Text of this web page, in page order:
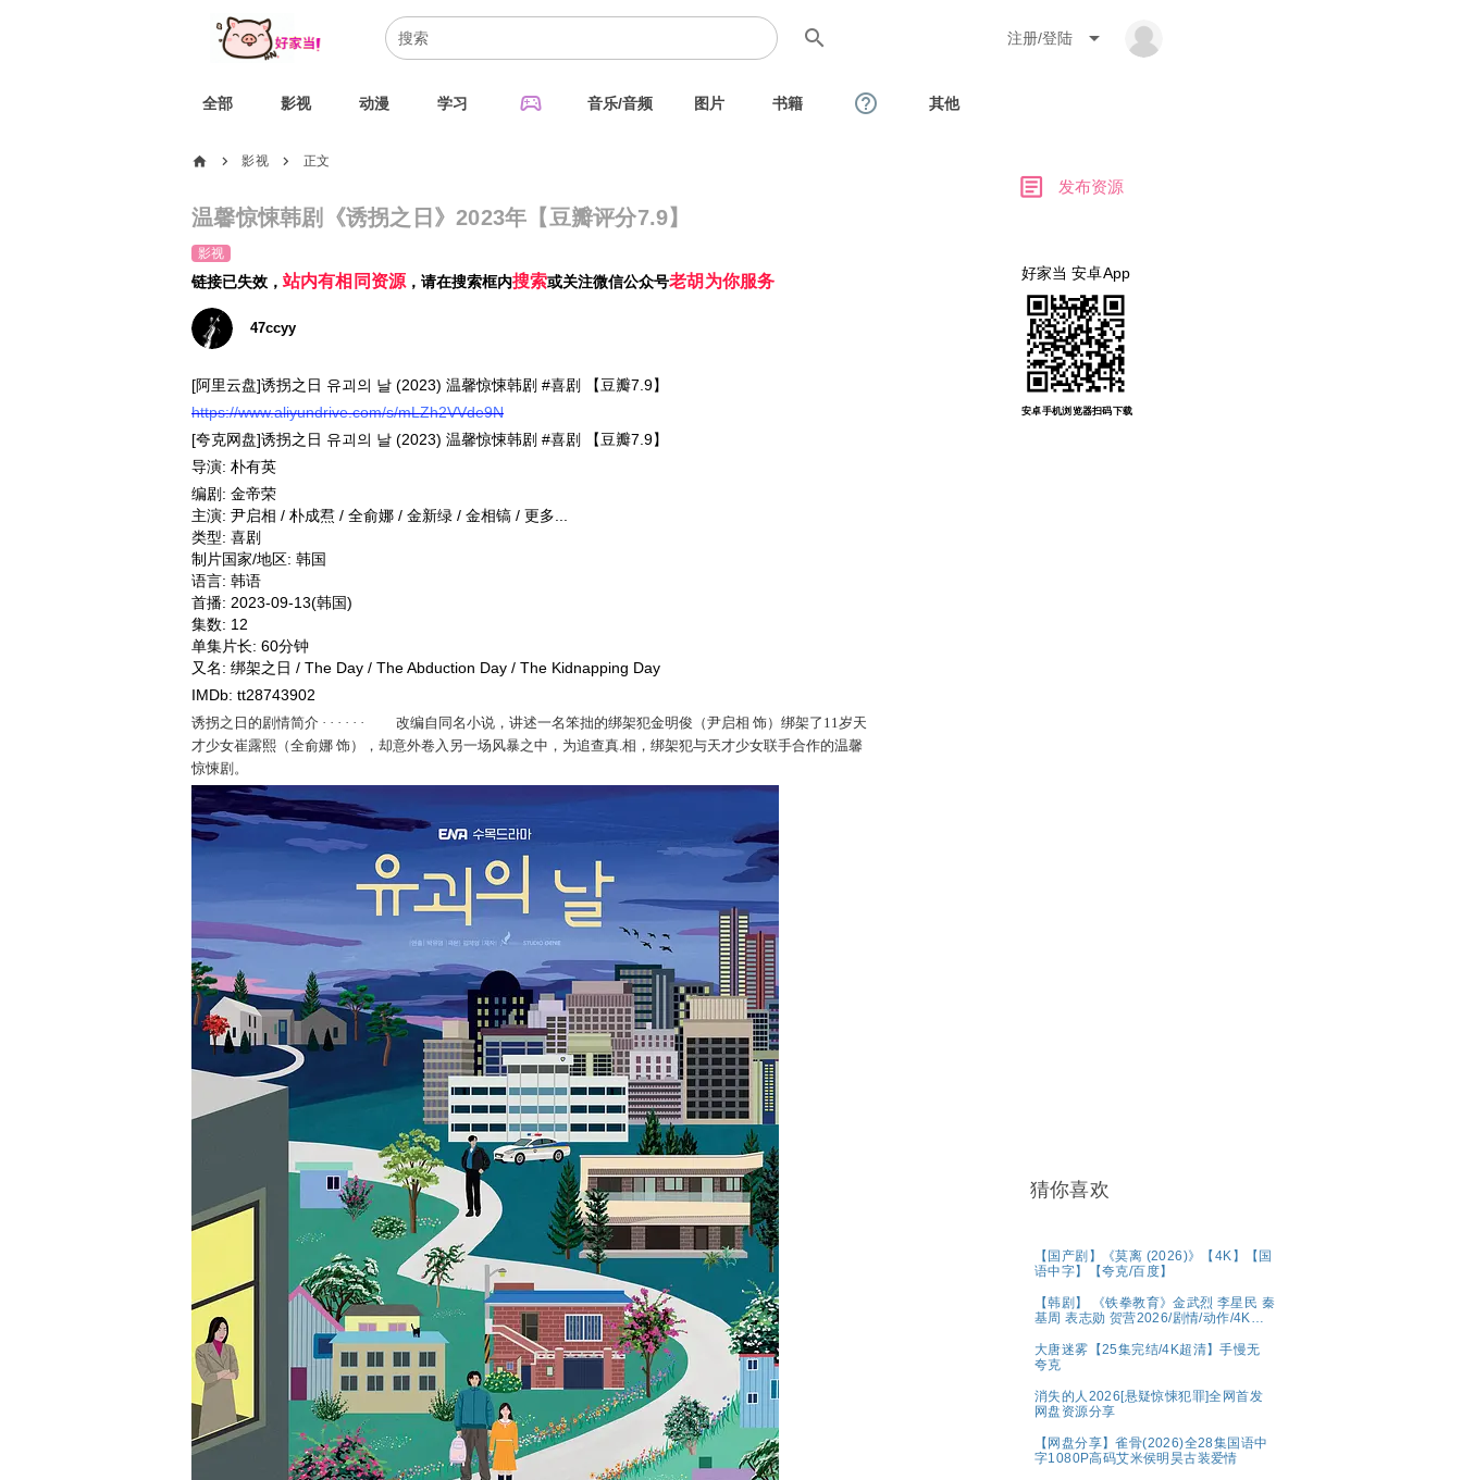
search 注册/登陆 arrow_drop_down
全部 影视 动漫 学习 sports_esports 音乐/音频 图片 书籍 help_outline 其他
home chevron_right 影视 chevron_right 正文
温馨惊悚韩剧《诱拐之日》2023年【豆瓣评分7.9】
影视
链接已失效，站内有相同资源，请在搜索框内搜索或关注微信公众号老胡为你服务
47ccyy
[阿里云盘]诱拐之日 유괴의 날 (2023) 温馨惊悚韩剧 #喜剧 【豆瓣7.9】
https://www.aliyundrive.com/s/mLZh2VVde9N
[夸克网盘]诱拐之日 유괴의 날 (2023) 温馨惊悚韩剧 #喜剧 【豆瓣7.9】
导演: 朴有英
编剧: 金帝荣
主演: 尹启相 / 朴成焄 / 全俞娜 / 金新绿 / 金相镐 / 更多...
类型: 喜剧
制片国家/地区: 韩国
语言: 韩语
首播: 2023-09-13(韩国)
集数: 12
单集片长: 60分钟
又名: 绑架之日 / The Day / The Abduction Day / The Kidnapping Day
IMDb: tt28743902
诱拐之日的剧情简介 · · · · · · 改编自同名小说，讲述一名笨拙的绑架犯金明俊（尹启相 饰）绑架了11岁天
才少女崔露熙（全俞娜 饰），却意外卷入另一场风暴之中，为追查真.相，绑架犯与天才少女联手合作的温馨
惊悚剧。
article 发布资源
好家当 安卓App
安卓手机浏览器扫码下载
猜你喜欢
【国产剧】《莫离 (2026)》【4K】【国
语中字】【夸克/百度】
【韩剧】 《铁拳教育》金武烈 李星民 秦
基周 表志勋 贺营2026/剧情/动作/4K完
大唐迷雾【25集完结/4K超清】手慢无
夸克
消失的人2026[悬疑惊悚犯罪]全网首发
网盘资源分享
【网盘分享】雀骨(2026)全28集国语中
字1080P高码艾米侯明昊古装爱情